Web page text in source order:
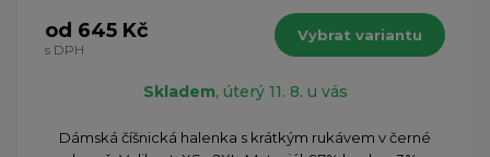
od 645 Kč
s DPH
Vybrat variantu
Skladem, úterý 11. 8. u vás
Dámská číšnická halenka s krátkým rukávem v černé